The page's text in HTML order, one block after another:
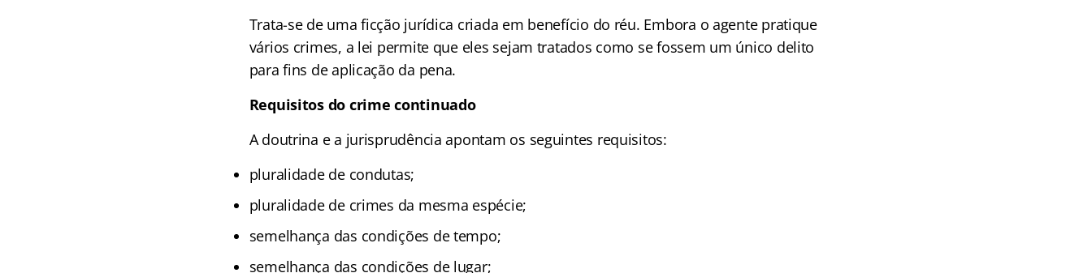
Trata-se de uma ficção jurídica criada em benefício do réu. Embora o agente pratique
vários crimes, a lei permite que eles sejam tratados como se fossem um único delito
para fins de aplicação da pena.
Requisitos do crime continuado
A doutrina e a jurisprudência apontam os seguintes requisitos:
pluralidade de condutas;
pluralidade de crimes da mesma espécie;
semelhança das condições de tempo;
semelhança das condições de lugar;